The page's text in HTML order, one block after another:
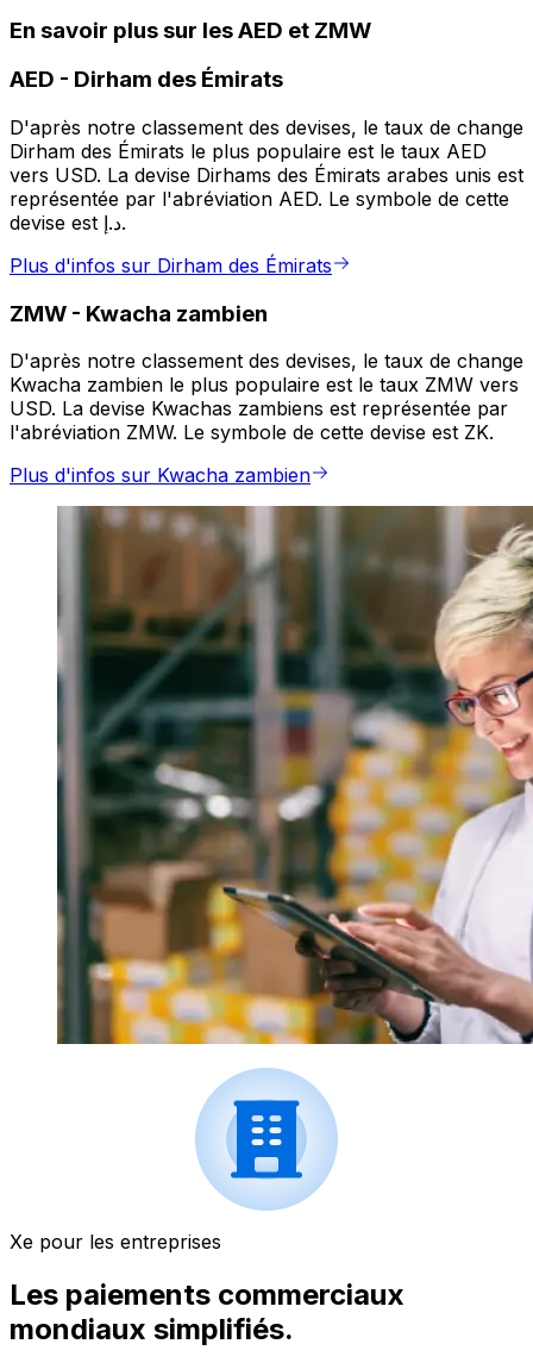
En savoir plus sur les AED et ZMW
AED - Dirham des Émirats
D'après notre classement des devises, le taux de change
Dirham des Émirats le plus populaire est le taux AED
vers USD. La devise Dirhams des Émirats arabes unis est
représentée par l'abréviation AED. Le symbole de cette
devise est د.إ.
Plus d'infos sur Dirham des Émirats
ZMW - Kwacha zambien
D'après notre classement des devises, le taux de change
Kwacha zambien le plus populaire est le taux ZMW vers
USD. La devise Kwachas zambiens est représentée par
l'abréviation ZMW. Le symbole de cette devise est ZK.
Plus d'infos sur Kwacha zambien
Xe pour les entreprises
Les paiements commerciaux
mondiaux simplifiés.